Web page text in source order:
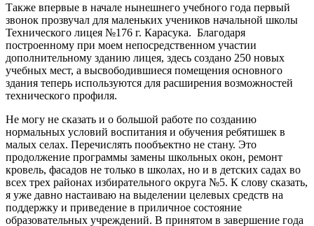
Также впервые в начале нынешнего учебного года первый
звонок прозвучал для маленьких учеников начальной школы
Технического лицея №176 г. Карасука. Благодаря
построенному при моем непосредственном участии
дополнительному зданию лицея, здесь создано 250 новых
учебных мест, а высвободившиеся помещения основного
здания теперь используются для расширения возможностей
технического профиля.
Не могу не сказать и о большой работе по созданию
нормальных условий воспитания и обучения ребятишек в
малых селах. Перечислять пообъектно не стану. Это
продолжение программы замены школьных окон, ремонт
кровель, фасадов не только в школах, но и в детских садах во
всех трех районах избирательного округа №5. К слову сказать,
я уже давно настаиваю на выделении целевых средств на
поддержку и приведение в приличное состояние
образовательных учреждений. В принятом в завершение года